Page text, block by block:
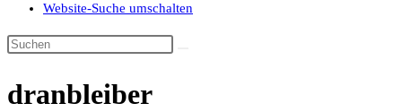
Website-Suche umschalten
dranbleiber